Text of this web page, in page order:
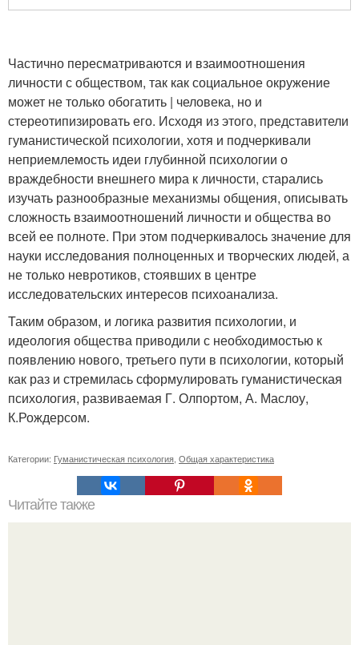
Частично пересматриваются и взаимоотношения
личности с обществом, так как социальное окружение
может не только обогатить | человека, но и
стереотипизировать его. Исходя из этого, представители
гуманистической психологии, хотя и подчеркивали
неприемлемость идеи глубинной психологии о
враждебности внешнего мира к личности, старались
изучать разнообразные механизмы общения, описывать
сложность взаимоотношений личности и общества во
всей ее полноте. При этом подчеркивалось значение для
науки исследования полноценных и творческих людей, а
не только невротиков, стоявших в центре
исследовательских интересов психоанализа.
Таким образом, и логика развития психологии, и
идеология общества приводили с необходимостью к
появлению нового, третьего пути в психологии, который
как раз и стремилась сформулировать гуманистическая
психология, развиваемая Г. Олпортом, А. Маслоу,
К.Рождерсом.
Категории: Гуманистическая психология Общая характеристика
Читайте также